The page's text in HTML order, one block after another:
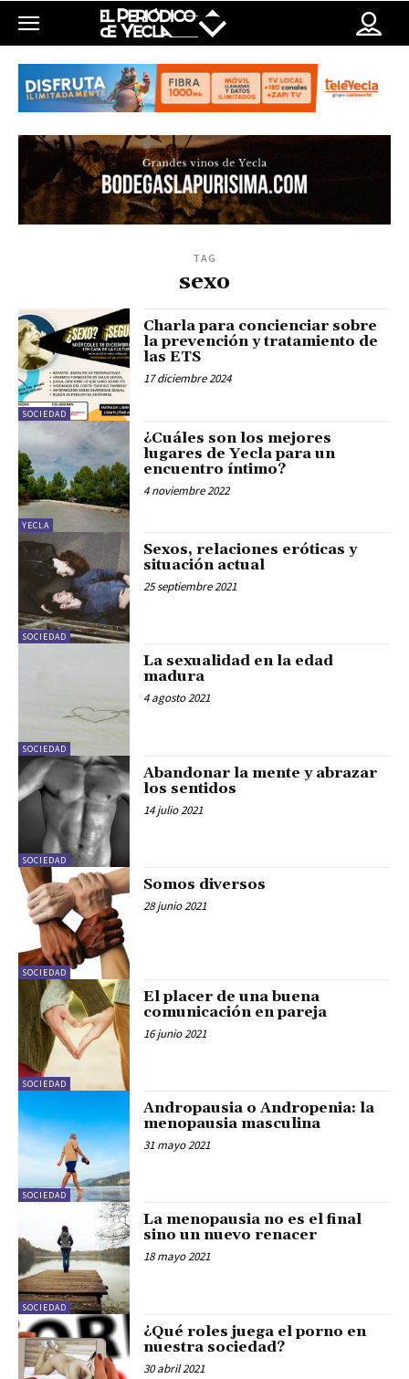
TAG
sexo
SOCIEDAD
Charla para concienciar sobre
la prevención y tratamiento de
las ETS
17 diciembre 2024
YECLA
¿Cuáles son los mejores
lugares de Yecla para un
encuentro íntimo?
4 noviembre 2022
SOCIEDAD
Sexos, relaciones eróticas y
situación actual
25 septiembre 2021
SOCIEDAD
La sexualidad en la edad
madura
4 agosto 2021
SOCIEDAD
Abandonar la mente y abrazar
los sentidos
14 julio 2021
SOCIEDAD
Somos diversos
28 junio 2021
SOCIEDAD
El placer de una buena
comunicación en pareja
16 junio 2021
SOCIEDAD
Andropausia o Andropenia: la
menopausia masculina
31 mayo 2021
SOCIEDAD
La menopausia no es el final
sino un nuevo renacer
18 mayo 2021
¿Qué roles juega el porno en
nuestra sociedad?
30 abril 2021